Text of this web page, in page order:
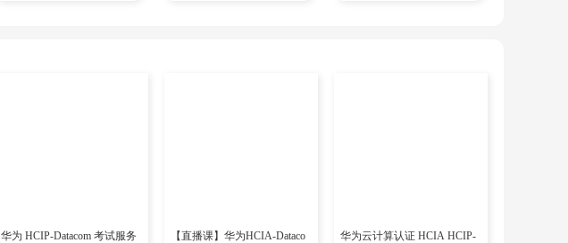
华为 HCIP-Datacom 考试服务
【直播课】华为HCIA-Dataco
华为云计算认证 HCIA HCIP-